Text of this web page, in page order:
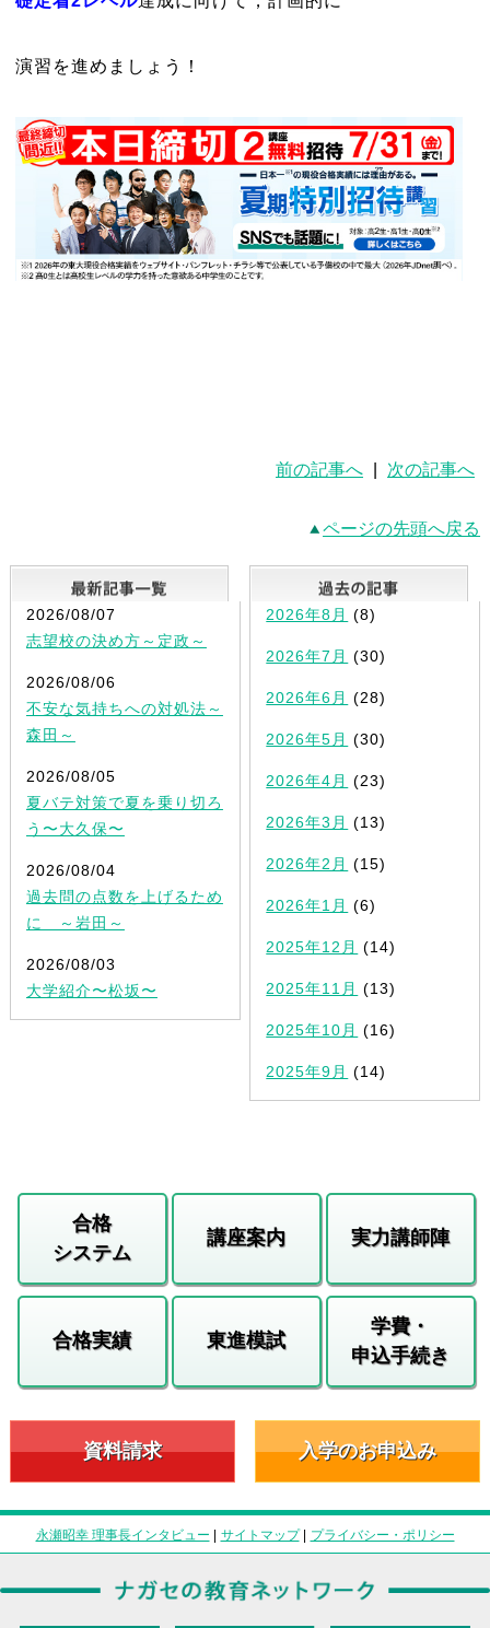
演習を進めましょう！
前の記事へ 次の記事へ
ページの先頭へ戻る
最新記事一覧
2026/08/07
志望校の決め方～定政～
2026/08/06
不安な気持ちへの対処法～
森田～
2026/08/05
夏バテ対策で夏を乗り切ろ
う〜大久保〜
2026/08/04
過去問の点数を上げるため
に ～岩田～
2026/08/03
大学紹介〜松坂〜
2026年8月 (8)
2026年7月 (30)
2026年6月 (28)
2026年5月 (30)
2026年4月 (23)
2026年3月 (13)
2026年2月 (15)
2026年1月 (6)
2025年12月 (14)
2025年11月 (13)
2025年10月 (16)
2025年9月 (14)
合格
システム
講座案内 実力講師陣
合格実績 東進模試
学費・
申込手続き
資料請求 入学のお申込み
永瀬昭幸 理事長インタビュー | サイトマップ| プライバシー・ポリシー